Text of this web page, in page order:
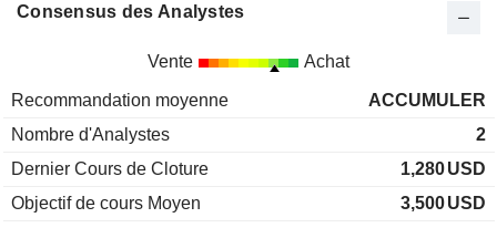
Consensus des Analystes
Vente Achat
Recommandation moyenne
ACCUMULER
Nombre d'Analystes
2
Dernier Cours de Cloture
1,280USD
Objectif de cours Moyen
3,500USD